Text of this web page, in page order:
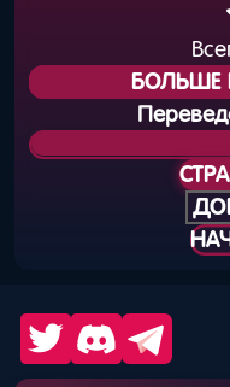
(цифра):
Объём тома:
ISBN книги:
Статус
Общая
Дата выхода
Дата выхода
(цифра):